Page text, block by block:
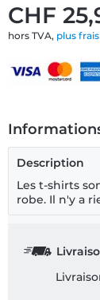
CHF
hors TVA, plus
Description
Les t-shirts
robe. Il n'y a